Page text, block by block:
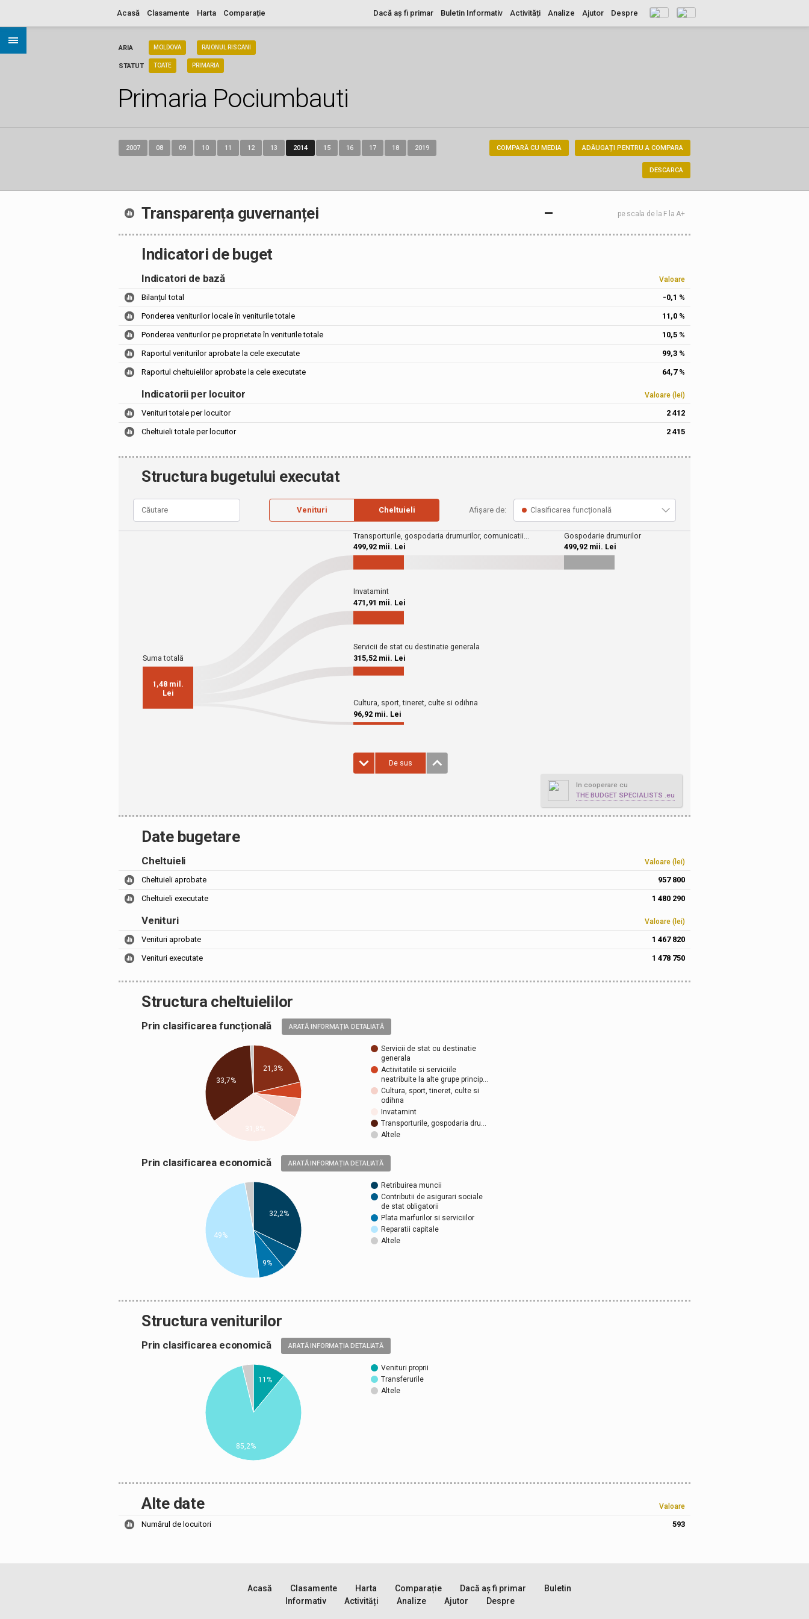
Acasă Despre
Clasamente Ajutor
Analize
Harta Activități
Buletin Informativ
Comparație Dacă aș fi primar
ARIA
STATUT
MOLDOVA RAIONUL RISCANI
TOATE PRIMARIA
Primaria Pociumbauti
2007 08 09 10 11 12 13 2014 15 16 17 18 2019 ADĂUGAȚI PENTRU A COMPARA
COMPARĂ CU MEDIA
DESCARCA
Transparența guvernanței – pe scala de la F la A+
Indicatori de buget
Indicatori de bază Valoare
Bilanțul total -0,1 %
Ponderea veniturilor locale în veniturile totale 11,0 %
Ponderea veniturilor pe proprietate în veniturile totale 10,5 %
Raportul veniturilor aprobate la cele executate 99,3 %
Raportul cheltuielilor aprobate la cele executate 64,7 %
Indicatorii per locuitor Valoare (lei)
Venituri totale per locuitor 2 412
Cheltuieli totale per locuitor 2 415
Structura bugetului executat
In cooperare cu
THE BUDGET SPECIALISTS .eu
Date bugetare
Cheltuieli Valoare (lei)
Cheltuieli aprobate 957 800
Cheltuieli executate 1 480 290
Venituri Valoare (lei)
Venituri aprobate 1 467 820
Venituri executate 1 478 750
Structura cheltuielilor
Prin clasificarea funcțională ARATĂ INFORMAȚIA DETALIATĂ
Servicii de stat cu destinatie
generala
Activitatile si serviciile
neatribuite la alte grupe princip…
Cultura, sport, tineret, culte si
odihna
Invatamint
Transporturile, gospodaria dru…
Altele
21,3%
33,7%
Prin clasificarea economică ARATĂ INFORMAȚIA DETALIATĂ
Retribuirea muncii
Contributii de asigurari sociale
de stat obligatorii
Plata marfurilor si serviciilor
Reparatii capitale
Altele
32,2%
9%
49%
Structura veniturilor
Prin clasificarea economică ARATĂ INFORMAȚIA DETALIATĂ
Venituri proprii
Transferurile
Altele
11%
85,2%
Alte date Valoare
Numărul de locuitori 593
Acasă Clasamente Harta Comparație Dacă aș fi primar
Buletin
Informativ
Activități Analize Ajutor Despre